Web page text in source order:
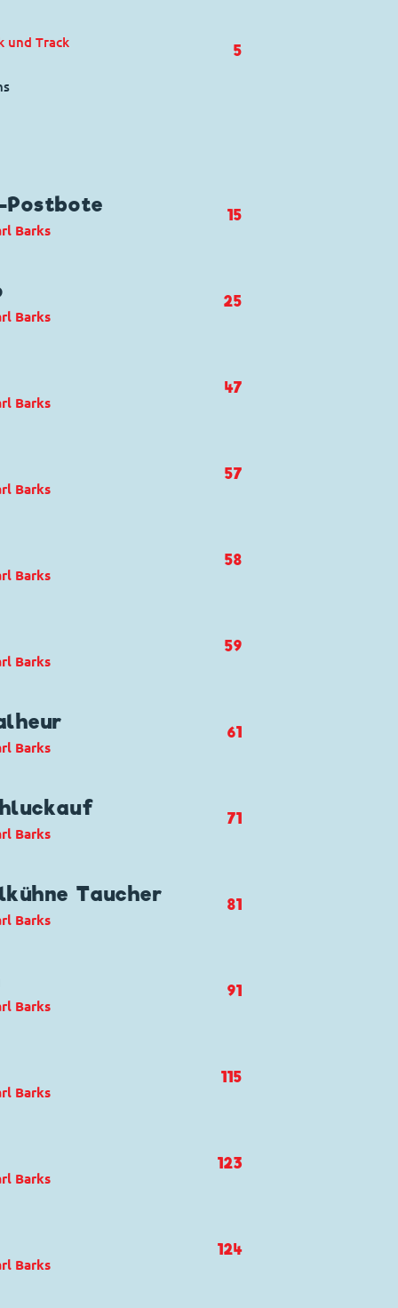
und Track
5
Barks
und Track
15
Barks
und Track
25
Barks
47
Barks
57
Barks
58
Barks
59
Barks
und Track,Gustav Gans
61
Barks
und Track
Gasp
71
Taucher
Barks
und Track
81
Barks
Stone
91
Barks
115
Barks
123
Barks
124